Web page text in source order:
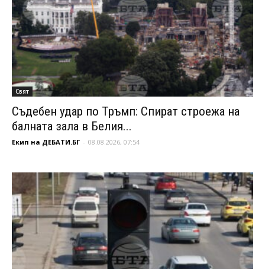
Свят
Съдебен удар по Тръмп: Спират строежа на
балната зала в Белия...
Екип на ДЕБАТИ.БГ - 08.08.2026, 07:54